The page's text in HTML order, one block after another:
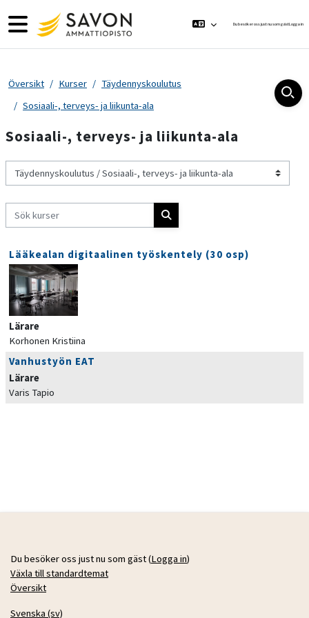
Sidopanel Du besöker oss just nu som gästLogga in
Översikt Kurser
Täydennyskoulutus
Sosiaali-, terveys- ja liikunta-ala
Sosiaali-, terveys- ja liikunta-ala
Kurskategorier
Sök kurser
Sök kurser
Lääkealan digitaalinen työskentely (30 osp)
Lärare
Korhonen Kristiina
Vanhustyön EAT
Lärare
Varis Tapio
Du besöker oss just nu som gäst (Logga in)
Växla till standardtemat
Översikt
Svenska ‎(sv)‎